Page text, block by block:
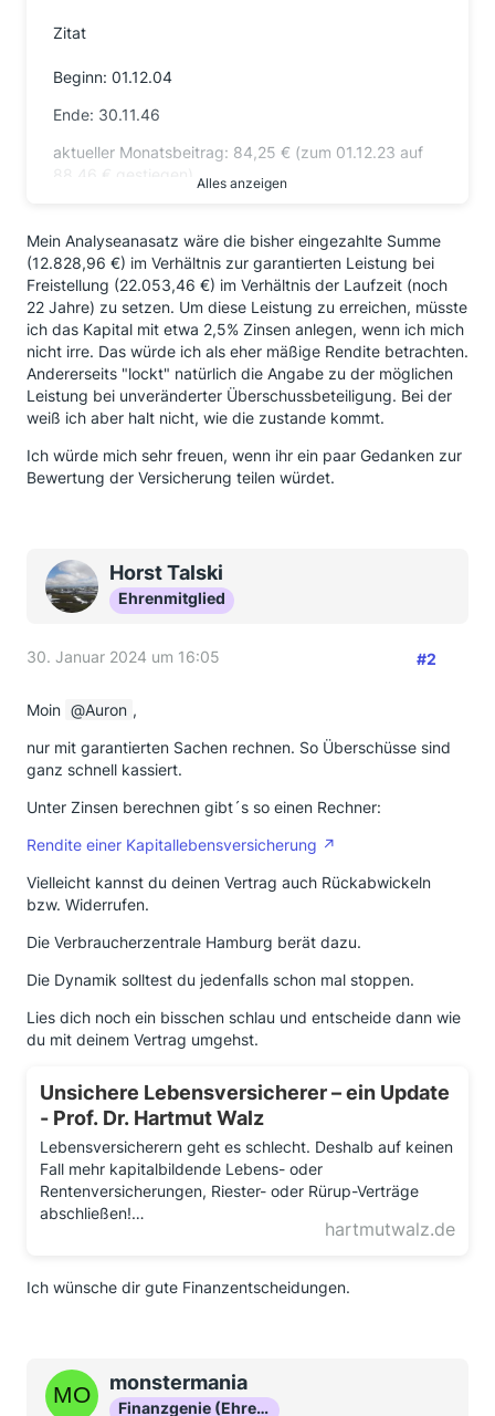
Zitat
Beginn: 01.12.04
Ende: 30.11.46
aktueller Monatsbeitrag: 84,25 € (zum 01.12.23 auf
01.12. eines Jahres
bisher eingezahlt (selbst zusammengerechnet, Stand
11/23): 12.828,96 €
bisher garantierte Gesamtkapitalleistung: 48.398,83
€
mögliche Gesamtleistung bei Ablauf (abhängig von
Überschussbeteiligung)
- bei aktuell und künftig unveränderter
Überschussbeteiligung: 75.019,89 €
- bei 1% höherer Überschussbeteiligung: 79.532,00 €
garantierte Gesamtkapitalleistung bei
garantierte Gesamtkapitalleistung bei Rückkauf:
Alles anzeigen
Mein Analyseanasatz wäre die bisher eingezahlte Summe
(12.828,96 €) im Verhältnis zur garantierten Leistung bei
Freistellung (22.053,46 €) im Verhältnis der Laufzeit (noch
22 Jahre) zu setzen. Um diese Leistung zu erreichen, müsste
ich das Kapital mit etwa 2,5% Zinsen anlegen, wenn ich mich
nicht irre. Das würde ich als eher mäßige Rendite betrachten.
Andererseits "lockt" natürlich die Angabe zu der möglichen
Leistung bei unveränderter Überschussbeteiligung. Bei der
weiß ich aber halt nicht, wie die zustande kommt.
Ich würde mich sehr freuen, wenn ihr ein paar Gedanken zur
Bewertung der Versicherung teilen würdet.
Horst Talski
Ehrenmitglied
30. Januar 2024 um 16:05 #2
Moin Auron ,
nur mit garantierten Sachen rechnen. So Überschüsse sind
ganz schnell kassiert.
Unter Zinsen berechnen gibt´s so einen Rechner:
Rendite einer Kapitallebensversicherung
Vielleicht kannst du deinen Vertrag auch Rückabwickeln
bzw. Widerrufen.
Die Verbraucherzentrale Hamburg berät dazu.
Die Dynamik solltest du jedenfalls schon mal stoppen.
Lies dich noch ein bisschen schlau und entscheide dann wie
du mit deinem Vertrag umgehst.
Unsichere Lebensversicherer – ein Update
- Prof. Dr. Hartmut Walz
Lebensversicherern geht es schlecht. Deshalb auf keinen
Fall mehr kapitalbildende Lebens- oder
Rentenversicherungen, Riester- oder Rürup-Verträge
abschließen!…
hartmutwalz.de
Ich wünsche dir gute Finanzentscheidungen.
monstermania
Finanzgenie (Ehrenmitglied)